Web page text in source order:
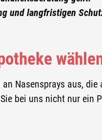
und langfristigen
Nasensprays aus, die
bei uns nicht nur ein